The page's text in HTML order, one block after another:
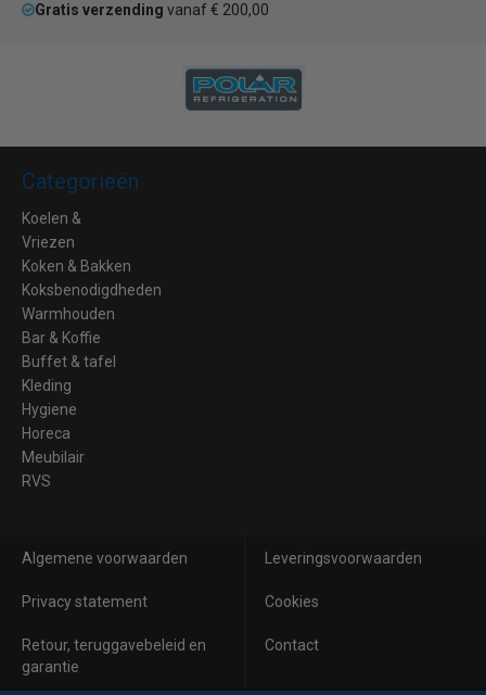
Gratis verzending vanaf € 200,00
Categorieën
Koelen &
Vriezen
Koken & Bakken
Koksbenodigdheden
Warmhouden
Bar & Koffie
Buffet & tafel
Kleding
Hygiene
Horeca
Meubilair
RVS
Algemene voorwaarden Leveringsvoorwaarden
Privacy statement Cookies
Retour, teruggavebeleid en
garantie
Contact